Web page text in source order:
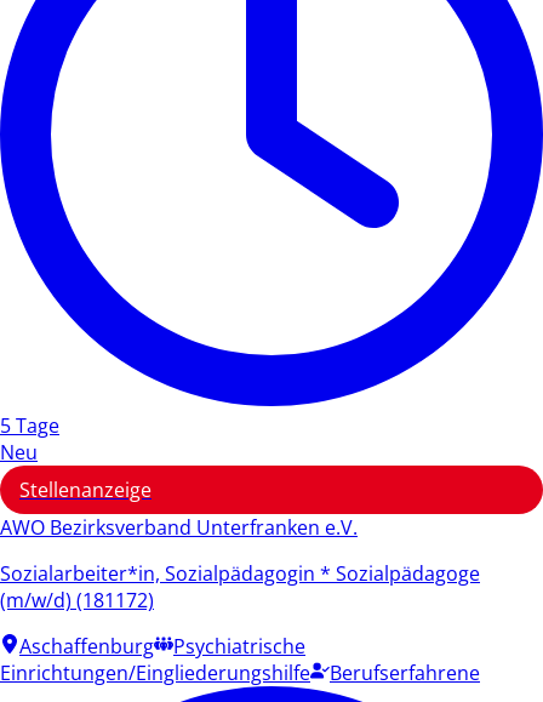
5 Tage
Neu
Stellenanzeige
AWO Bezirksverband Unterfranken e.V.
Sozialarbeiter*in, Sozialpädagogin * Sozialpädagoge
(m/w/d) (181172)
Aschaffenburg
Psychiatrische
Einrichtungen/Eingliederungshilfe
Berufserfahrene